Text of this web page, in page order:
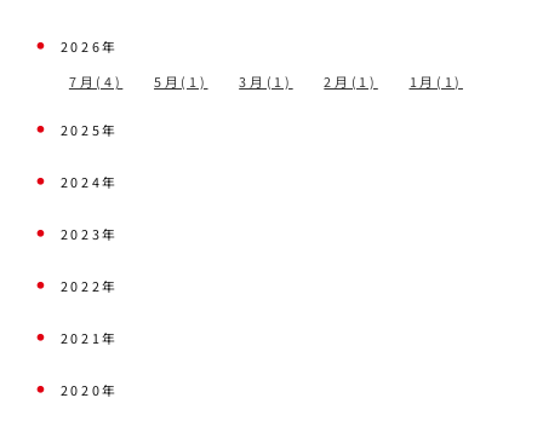
2026年
7月(4)
5月(1) 3月(1) 2月(1) 1月(1)
2025年
2024年
2023年
2022年
2021年
2020年